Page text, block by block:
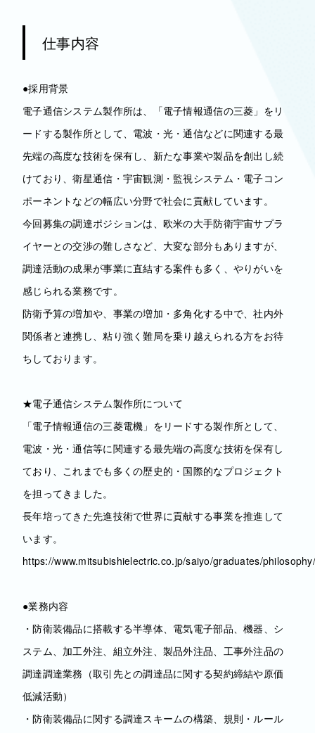
仕事内容
●採用背景
電子通信システム製作所は、「電子情報通信の三菱」をリ
ードする製作所として、電波・光・通信などに関連する最
先端の高度な技術を保有し、新たな事業や製品を創出し続
けており、衛星通信・宇宙観測・監視システム・電子コン
ポーネントなどの幅広い分野で社会に貢献しています。
今回募集の調達ポジションは、欧米の大手防衛宇宙サプラ
イヤーとの交渉の難しさなど、大変な部分もありますが、
調達活動の成果が事業に直結する案件も多く、やりがいを
感じられる業務です。
防衛予算の増加や、事業の増加・多角化する中で、社内外
関係者と連携し、粘り強く難局を乗り越えられる方をお待
ちしております。
★電子通信システム製作所について
「電子情報通信の三菱電機」をリードする製作所として、
電波・光・通信等に関連する最先端の高度な技術を保有し
ており、これまでも多くの歴史的・国際的なプロジェクト
を担ってきました。
長年培ってきた先進技術で世界に貢献する事業を推進して
います。
https://www.mitsubishielectric.co.jp/saiyo/graduates/
●業務内容
・防衛装備品に搭載する半導体、電気電子部品、機器、シ
ステム、加工外注、組立外注、製品外注品、工事外注品の
調達調達業務（取引先との調達品に関する契約締結や原価
低減活動）
・防衛装備品に関する調達スキームの構築、規則・ルール